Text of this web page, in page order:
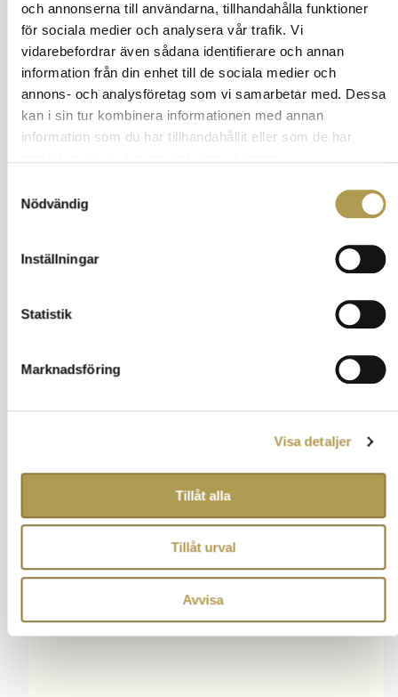
och annonserna till användarna, tillhandahålla funktioner
för sociala medier och analysera vår trafik. Vi
vidarebefordrar även sådana identifierare och annan
information från din enhet till de sociala medier och
annons- och analysföretag som vi samarbetar med. Dessa
kan i sin tur kombinera informationen med annan
information som du har tillhandahållit eller som de har
Nödvändig
Inställningar
Statistik
Marknadsföring
Visa detaljer
Tillåt alla
Tillåt urval
Avvisa
För honom
Skjorta
Slipsnål
Bälte
Väst
För henne
Smycken
Tiara och diadem
Slöjans etikett
Medaljer och ordnar
Väska
Hip Hop byxor
Scarf eller halsduk